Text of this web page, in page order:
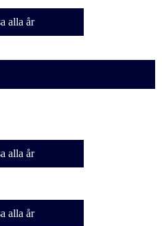
alla år
alla år
alla år